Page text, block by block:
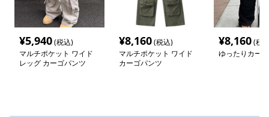
¥5,940(税込)
マルチポケット ワイド
レッグ カーゴパンツ
¥8,160(税込)
マルチポケット ワイド
カーゴパンツ
¥8,160(税
ゆったりカー